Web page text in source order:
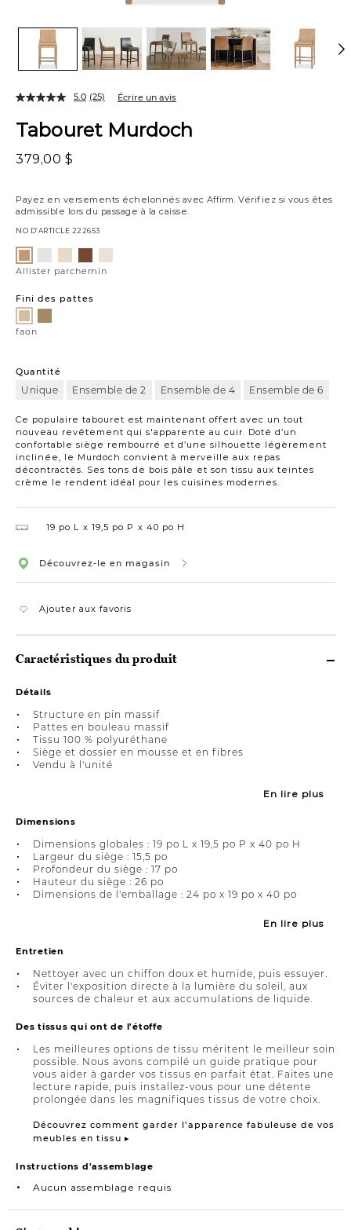
Tabouret Murdoch
379,00 $
Payez en versements échelonnés avec Affirm. Vérifiez si vous êtes
admissible lors du passage à la caisse.
NO D’ARTICLE 222653
Ce populaire tabouret est maintenant offert avec un tout
nouveau revêtement qui s'apparente au cuir. Doté d’un
confortable siège rembourré et d’une silhouette légèrement
inclinée, le Murdoch convient à merveille aux repas
décontractés. Ses tons de bois pâle et son tissu aux teintes
crème le rendent idéal pour les cuisines modernes.
5.0 (25) Écrire un avis
Variations
parchemin
poivresablexérèstoile
Allister parchemin
Fini des pattes
faon
Quantité
Unique Ensemble de 2 Ensemble de 4 Ensemble de 6
19 po L 19,5 po P 40 po H
Découvrez-le en magasin
Ajouter aux favoris
Caractéristiques du produit
Détails
Structure en pin massif
Pattes en bouleau massif
Tissu 100 % polyuréthane
Siège et dossier en mousse et en fibres
Vendu à l'unité
En lire plus
Dimensions
Dimensions globales : 19 po L x 19,5 po P x 40 po H
Largeur du siège : 15,5 po
Profondeur du siège : 17 po
Hauteur du siège : 26 po
Dimensions de l'emballage : 24 po x 19 po x 40 po
En lire plus
Entretien
Nettoyer avec un chiffon doux et humide, puis essuyer.
Éviter l'exposition directe à la lumière du soleil, aux
sources de chaleur et aux accumulations de liquide.
Des tissus qui ont de l'étoffe
Les meilleures options de tissu méritent le meilleur soin
possible. Nous avons compilé un guide pratique pour
vous aider à garder vos tissus en parfait état. Faites une
lecture rapide, puis installez-vous pour une détente
prolongée dans les magnifiques tissus de votre choix.
Découvrez comment garder l’apparence fabuleuse de vos
meubles en tissu ▸
Instructions d'assemblage
Aucun assemblage requis